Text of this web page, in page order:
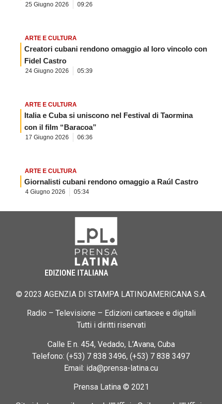
25 Giugno 2026 09:26
ARTE E CULTURA
Creatori cubani rendono omaggio al loro vincolo con
Fidel Castro
24 Giugno 2026 05:39
ARTE E CULTURA
Italia e Cuba si uniscono nel Festival di Taormina
con il film “Baracoa”
17 Giugno 2026 06:36
ARTE E CULTURA
Giornalisti cubani rendono omaggio a Raúl Castro
4 Giugno 2026 05:34
EDIZIONE ITALIANA
© 2023 AGENZIA DI STAMPA LATINOAMERICANA S.A.
Radio – Televisione – Edizioni cartacee e digitali
Tutti i diritti riservati
Calle E n. 454, Vedado, L’Avana, Cuba
Telefono: (+53) 7 838 3496, (+53) 7 838 3497
Email: ida@prensa-latina.cu
Prensa Latina © 2021